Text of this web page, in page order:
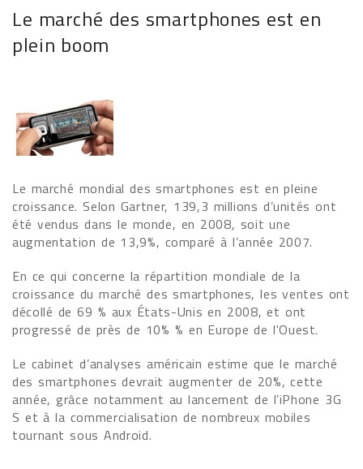
Le marché des smartphones est en
plein boom
Le marché mondial des smartphones est en pleine
croissance. Selon Gartner, 139,3 millions d’unités ont
été vendus dans le monde, en 2008, soit une
augmentation de 13,9%, comparé à l’année 2007.
En ce qui concerne la répartition mondiale de la
croissance du marché des smartphones, les ventes ont
décollé de 69 % aux États-Unis en 2008, et ont
progressé de près de 10% % en Europe de l'Ouest.
Le cabinet d’analyses américain estime que le marché
des smartphones devrait augmenter de 20%, cette
année, grâce notamment au lancement de l’iPhone 3G
S et à la commercialisation de nombreux mobiles
tournant sous Android.